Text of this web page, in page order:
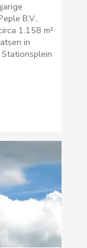
B.V.,
1.158 m²
in